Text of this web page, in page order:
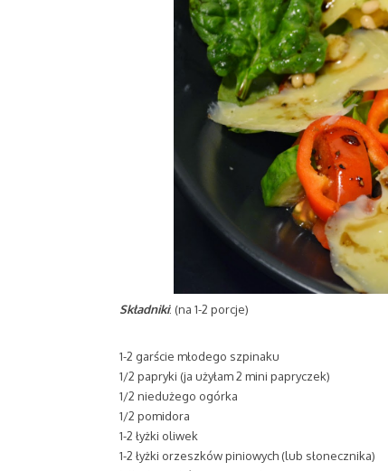
Składniki: (na 1-2 porcje)
1-2 garście młodego szpinaku
1/2 papryki (ja użyłam 2 mini papryczek)
1/2 niedużego ogórka
1/2 pomidora
1-2 łyżki oliwek
1-2 łyżki orzeszków piniowych (lub słonecznika)